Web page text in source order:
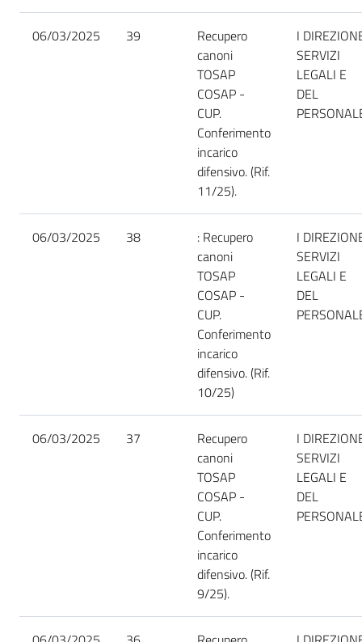
06/03/2025 39
Recupero
canoni
TOSAP
COSAP -
CUP.
Conferimento
incarico
difensivo. (Rif.
11/25).
I
SERVIZI
LEGALI E
DEL
06/03/2025 38
: Recupero
canoni
TOSAP
COSAP -
CUP.
Conferimento
incarico
difensivo. (Rif.
10/25)
I
SERVIZI
LEGALI E
DEL
06/03/2025 37
Recupero
canoni
TOSAP
COSAP -
CUP.
Conferimento
incarico
difensivo. (Rif.
9/25).
I
SERVIZI
LEGALI E
DEL